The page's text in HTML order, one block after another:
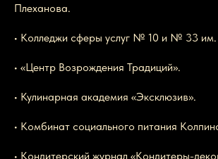
Плеханова.
• Колледжи сферы услуг № 10 и № 33 им.
• «Центр Возрождения Традиций».
• Кулинарная академия «Эксклюзив».
• Комбинат социального питания
• Кондитерский журнал «Кондитеры-